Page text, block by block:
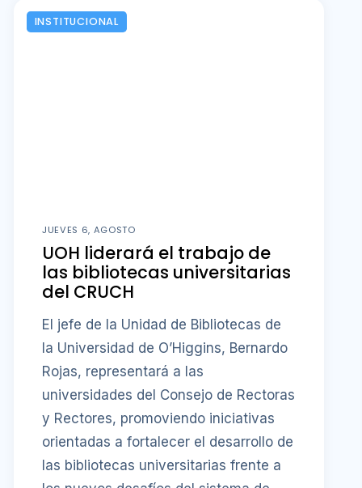
INSTITUCIONAL
JUEVES 6, AGOSTO
UOH liderará el trabajo de
las bibliotecas universitarias
del CRUCH
El jefe de la Unidad de Bibliotecas de
la Universidad de O’Higgins, Bernardo
Rojas, representará a las
universidades del Consejo de Rectoras
y Rectores, promoviendo iniciativas
orientadas a fortalecer el desarrollo de
las bibliotecas universitarias frente a